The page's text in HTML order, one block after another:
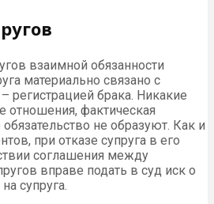
взаимной обязанности
материально связано с
брака. Никакие
отношения, фактическая
не образуют. Как и
при отказе супруга в его
соглашения между
вправе подать в суд иск о
супруга.